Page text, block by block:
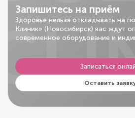
Запишитесь на приём
Здоровье нельзя откладывать на
Клиник» (Новосибирск) вас ждут
современное оборудование и
Записаться
Оставить